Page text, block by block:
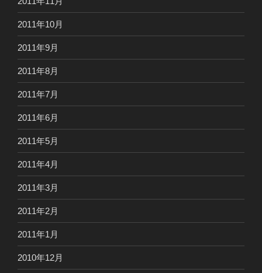
2011年10月
2011年9月
2011年8月
2011年7月
2011年6月
2011年5月
2011年4月
2011年3月
2011年2月
2011年1月
2010年12月